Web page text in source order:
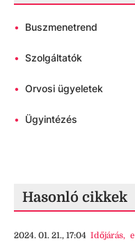
• Buszmenetrend
• Szolgáltatók
• Orvosi ügyeletek
• Ügyintézés
Hasonló cikkek
2024. 01. 21., 17:04 Időjárás,